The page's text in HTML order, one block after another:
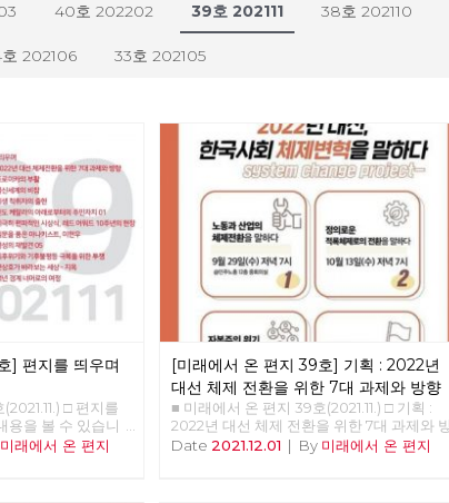
40호 202202 39호 202111 38호 202110
202106 33호 202105
] 편지를 띄우며
□ 편지를
용을 볼 수 있습니
: 2022년 대선 체
미래에서 온 편지
[미래에서 온 편지 39호] 기획 : 2022년
대선 체제 전환을 위한 7대 과제와 방향
■ 미래에서 온 편지 39호(2021.11.) □ 기획 : 2022년 대선 체제 전환을 위한 7대 과제와 방향 홍석만 참세상연구소 연구원 이제, 정권이 아닌 체제를 바꿀 때 지금 한국 사회는 총체적 위기에 처해 있다. 경제 위기와 생태 위기 이로 인한 우리 삶의 위기가 바로 그것이다. 한국 경제는 IMF 외환 위기, 2008년 글로벌 금융 위기 이어 코로나19 경제 위기를 겪고 있다. 과거 두 차례의 경제 위기 극복이 노동자·민중의 희생에 기초해 이뤄지고 있듯이, 최근 팬데믹으로 인한 경제 위기 역시 노동자·민중의 일방적 희생을 낳고 있다. 더 근본적인 문제는 한국 경제가 성장해도 우리의 삶은 나아지지 않는다는 점이다. ‘고용 없는 성장’이 지속하고 있으며, 새로 창출되는 고용은 ‘저임금·불안정 일자리’뿐이다. 경제 성장의 과실은 경제를 장악한 재벌과 자산 소유자에게만 집중되고 있다. 재벌의 사내 유보금은 천문학적으로 커지고 있지만, 가계 소득은 악화하고 있다. 자산 격차는 코로나19 팬데믹 이후 더욱 커지고 있다. 경제가 성장해도 자본과 자산 소유자의 부(富)만 늘어날 뿐, 경제 불평등과 빈곤은 나날이 심화하고 있다. 이는 자본주의에서 경제위기는 반복될 수밖에 없으며, ‘파이를 키워 나눈다’라는 자본주의 경제 논리는 파국을 맞았음을 말한다. ‘소수 재벌과 자산 불로소득자를 위한 경제’를 ‘모든 사회 구성원의 인간다운 삶을 보장하는 경제’로 체제를 바꾸지 않는 한 경제위기와 노동의 위기를 극복할 수 없다. 기후 위기·생태 위기 역시 심각하다. 생태 파괴의 결과로 코로나19 바이러스와 같은 인수공통감염병의 주기적 창궐이라는 위험 앞에 놓였고, 기후 재앙도 전 세계를 엄습하고 있다. 그런데 코로나19 펜데믹이 그렇듯, 기후 위기의 피해 역시 차별적으로 작동한다. 기후 위기의 주범은 소수의 역사적 탄소 다배출국과 화석 연료를 많이 사용한 대자본임에도 불구하고, 제3세계 국가와 노동자 민중은 기후 위기로 생존의 위기에 몰리고 있다. 부를 독점하여 경제적 불평등 체제를 낳은 주범이 기후 위기의 주범이기도 하다는 사실은 불평등 체제와 기후 위기가 동전의 양면이라는 점을 말하는 것이자, 기후 위기가 자본주의의 결과라는 것을 말한다. 자본주의는 더 많은 이윤을 위해 더 많이 생산하고 노동자를 더 많이 착취하며, 생태계의 자정 능력이 감당할 수 없을 정도로 자연을 수탈하는 체제다. 기업 주도의 녹색 산업 창출이나, 착한 소비자 운동으로는 기후 위기와 생태 파괴를 극복할 수 없다. 생명과 생태 파괴의 대재앙을 불러올 핵 발전도 기후 위기의 대안이 결단코 아니다. 기약 없는 탄소 배출 저감 기술 발전과 시장 규제를 통해 이루겠다는 탄소 중립은 독점 자본의 시장 이윤을 보장하기 위한 거짓과 기만의 방식일 뿐이다. 과잉 생산-과소비로 낭비되는 물자와 자원은 생산량의 30% 가깝고 이를 필요한 만큼, 계획한 만큼만 줄여도 탄소 배출량의 30% 이상을 줄일 수 있다. 무엇보다 경제 체제가 바뀌어야 한다. 자본주의 세계 경제는 지금 성장의 한계를 넘어 경제 성장률이 마이너스(-)가 되어 경제 규모가 축소되는 역상장을 코앞에 두고 있다. 미국과 유럽 등 선진국의 평균 경제 성장률은 이미 0%대에 접어들었고, 기후 위기 확대에 따른 경제 피해의 증가로 빠르면 2030년을 전후로 마이너스 성장(역성장) 국면에 들어간다. 한국 경제도 이제 성장률 1% 대에 들어갔고 2050년 탄소 순배출이 0에 도달하는 탄소 중립을 이루더라도 그즈음 역성장에 들어갈 전망이다. 탄소 감축에 실패해 현재의 탄소 배출량을 지속하면 2030년대 중반 무렵부터 역성장 한다. 위기는 경제 불평등의 심화와 생태 위기에 그치지 않는다. 코로나19로 ‘공적 역할’의 중요성이 커지고 있음에도 불구하고, 한국 사회는 여전히 의료-주택-교육-돌봄의 영역이 시장에 맡겨져 있어, 존엄한 삶을 누릴 권리를 보장받지 못하고 있다. 한반도 정전 체제와 미·중 패권 경쟁의 심화로 한반도 평화는 아직도 염원으로만 남아 있다. 여성, 성 소수자, 장애인, 이주민, 청소년 등 사회적 소수자들은 인간다운 삶을 누릴 권리를 얻지 못한 채, 차별과 배제를 넘어 ‘혐오’의 대상으로까지 되고 있다. 한국 사회를 지배하는‘가치관’의 위기도 심각합니다. 사다리 꼭대기에 오르기 위한 치열한 경쟁 논리와 이를 뒷받침하는 공정성이 유일한 정의인 양 외쳐지고 있다. 이윤의 성장을 뜻하는 자본주의 성장 경제는 현실적, 환경적, 물리적 한계를 맞고 있고 이윤이 아닌 사회적 가치를 생산하는 경제 체제로의 전환을 예고하고 있다. ‘더 많은 이윤-더 많은 생산-더 많은 소비’를 하며 ‘더 많은 노동-더 많은 자연 수탈’에 의해 지탱되는 자본주의를 ‘필요한 만큼 계획적으로 생산하고 소비’하며, ‘더 적은 노동으로 자연과 공존하는 생태 사회’로 전환해야 한다. 이제 뒤엎고 바꿔야 한다. 그것이 체제 전환이다. 우리의 삶이 자본의 돈벌이에 내맡겨지지 않고 사회와 국가가 책임지고 존엄한 삶을 보장하는 사회, 인간과 자연이 공존하는 생태 사회, 차별과 배제·혐오가 없는 평등한 연대 사회, 핵과 전쟁 위기 없는 평화로운 한반도를 만들어야 한다. 2022년은 대통령 선거와 지방 선거가 연이어 있는 해이다. 특히 2022년 대선은 문재인 정부에 대한 평가를 넘어 코로나19를 계기로 부각된 한국 사회 전환의 방향을 둘러싼 대격돌이 벌어지는 장이 될 것이다. 민주당, 국민의힘과 같은 보수 기득권 정당은 경제 위기-생태 위기-삶의 위기를 낳은 공범으로 이를 해결할 의지도, 능력도 없다. 한국 사회의 대전환을 말하지만, 현재 한국 사회를 좀 고쳐 쓰자는 소위 ‘진보 정치’로는 한국 사회의 총체적 위기를 근본적으로 해결할 수 없다. 오직 ‘자본주의 너머’를 현실로 만들고 이를 향해 투쟁할 때 ‘경제 위기, 생태 위기, 삶의 위기’를 극복할 수 있다. ‘정권이 아니라 체제’를 바꿔야 한다. 한국 사회 대전환의 주체는 자본도, 국가도 아닌 바로 우리 노동자·민중이 되어야 한다. 체제 전환의 대안 정치로서 민주적, 생태적 사회주의 정치 운동이 본격화되어야 한다. 1. 재벌 중심 경제 체제에서 만인을 위한 사회적 경제 체제로 전환 1997년 외환위기 이후 한국 경제의 신자유주의 재편이 완료·강화되면서, 재벌과 초국적 자본의 한국 경제 대한 지배력이 강화되었다. 삼성, 현대차, SK, LG, 롯데 등 5대 그룹의 자산은 GDP의 60%에 달할 정도로 소수 재벌에 의한 경제 지배력이 커졌다. 정부 특혜 아래 재벌은 핵심 산업, 제 2금융권, 부동산 투기로 부를 축적하는 한편, 재벌은 반노동 체제, 하청 업체 불공정 거래, 중소 영세 자영업자 생존권 침탈로 막대한 이윤을 축적하고 있다. 그 결과 2020년도 30대 재벌 사내 유보금은 1,045조 원이 넘는다. 특히, 플랫폼 독과점 기업이 재벌화하여 시장 지배를 확대·강화하고 있다. 소비자들에게 편익을, 노동자에게는 유연한 근무를 제공한다고 주장하는 플랫폼 독점 자본은 비용의 일부를 소비자에게 전가하고, 노동자들의 자유와 자기 결정권을 심각하게 훼손하면서 이익을 착취해 가는 자본일 뿐이다. 플랫폼 자본의 과도한 이익은 물가를 높이고, 실질 임금을 낮추어 중소 생산자와 노동자, 대다수의 민중들의 삶을 피폐하게 만든다. 한국 경제 구조는 재벌·독점 기업을 중심으로 하청 계열화 되어 있다. 재화와 서비스를 생산하는 생산 영역에서 재벌과 플랫폼 독점 기업 그리고 이들이 지배하는 기간 산업의 경제적 위상은 막대하다. 따라서 생산 영역을 근본적으로 전환하는 관건은 재벌과 독점 기업의 지배 구조(총수 일가의 황제 경영 구조)를 개혁하는 재벌 개혁 수준을 넘어 재벌의 소유-지배 구조를 근본적으로 개조하는 것이다. 곧 재벌·기간 산업과 플랫폼 독점 기업을 사회화하여 국유 기업 또는 공기업으로 바꾸고, 기업에 대한 노동자·사회적 통제를 결합시켜, 기업 경영의 성과를 노동자를 비롯한 전 사회 구성원이 골고루 누리는 기업으로 재편해야 한다. 또한 재벌이 쌓아 놓은 막대한 독점 이윤을 환수하여 사회적으로 필요한 영역에 투자하거나. 최저임금 인상 등의 노동자 삶의 질 개선, 노동자 민중의 인간다운 삶을 위한 복지 재원으로 쓸 수 있다. 한편, 우리 사회는 2020년 기준으로 상위 1% 가구가 전체 가구 보유 토지의 32.2%를 갖고 있다. 상위 10%(141만 세대)로 확대하면 보유 비중이 77.5%에 달한다. 나머지 90%, 약 1300만 가구가 고작 22.5%의 토지를 보유하고 있다. 법인의 토지 소유 불평등은 더 심각한데, 2020년 기준 상위 1% 법인 2,361곳이 전체 법인 보유 토지의 76.1%를 보유하고 있다. 한국의 땅값은 2018년 말 기준 1경 1,500조 원이며, 이중 민간 보유 땅값은 9,500조 원으로, 1979년 말 325조 원에서 40년 동안 9,164조 원, 문재인 정부 2년 동안에만 2,054조 원 상승했다. 문재인 정부 상위 1%에 속하는 사람 1명당 부동산 불로소득은 연간 25억 원으로 상위 1% 근로 소득(2017년 기준 2.6억)의 9배, 근로 소득 평균(2017년 3,500만원)의 70배에 달한다. 토지와 주택은 재산 형성의 수단이 될 수 없는 모두의 소유물이다. 토지 국유화 정책을 통해 토지에서 발생하는 불로 소득을 막고 주택 등 택지 개발의 이익이 공공의 이익이 되도록 전환해야 한다. 토지뿐만 아니라 금융 불평등도 매우 심각한 수준으로 확대하고 있다. 2019년 기준 전체 배당 소득(22.7조) 중에서 상위 0.1%가 47.1%(10.4조)로 거의 절반을 가져갔다. 상위 10%로 확대하면 93.1%에 해당하는 20.5조를 챙겼다. 이자 소득(총 18조 원)도 마찬가지인데, 상위 1%가 45.5%(8.2조)을 챙겼고, 상위 10%가 전체의 91.0%(16.3조)를 가져갔다. 이처럼 금융 소득 양극화 심화는 물론이고, 상위 계층의 근로 소득 대비 불로 소득 쏠림 현상도 야기한다. 하위 10%가 2019년 얻은 배당 소득과 이자 소득은 각각 1.5억, 1.47억에 그쳤다.(한 명이 1.5억을 가졌다는 것이 아니라 소득 하위 10%인 인구 500만 명의 총 이자 소득이다) 1) 재벌·기간산업·플랫폼 독점 기업의 사회화로 2) 무질서하고 반환경적인 시장 경제에서 생태적·민주적 경제로 3) 재벌과 자산가를 위한 금융/통화에서 노동자·민중을 위한 금융/통화로 4) 토지 사유화에서 토지 국유화로 2. 안전한 일터, 완전 고용을 위한 노동 체제로 전환 저임금-불안정 노동의 확대는 한국 사회 불평등 구조를 악화시키는 주범이다. 우리나라의 상대적 빈곤율은 OECD 회원국 중 네 번째로 높다. OECD에 따르면 2018년부터 2019년 기준 한국의 상대적 빈곤율은 16.7%이다. 상대적 빈곤율은 전체 인구 중 기준 중위 소득의 50%에 미치지 못하는 인구의 비율로 국민 6명 중 한 명으로, 총인구 5천만 명 기준으로 835만여 명이 상대 빈곤에 놓여 있다. 이러한 높은 빈곤율의 원인은 기본적으로 저임금과 비정규직-불안정 일자리의 만연, 단시간 노동의 확대, 소규모 사업장과 비정규 노동자의 ‘노조 할 권리’ 제약, 성별 분업에 기초한 여성 노동의 가치 축소 등이 상대 빈곤과 저임금 구조를 유지·강화시키는 원인이다. 따라서 저임금-불안정 노동을 깨기 위해, 비정규 악법 철폐, 정리해고제 철폐, 원청의 사용자성 인정, 비정규직 우선 해고 금지, 생활 임금을 이뤄야 한다. 더불어 저임금 구조를 유지시키는 성별 분업에 기초한 성차별적 임금-고용을 성평등적 임금-고용으로 바꿔낸다. 또한, 모든 노동자의 ‘노동 3권을 실현’과 함께 ‘노동할 권리’와 ‘정당한 노동의 가치를 인정받을 권리’로 확장한다. 이는 배제와 예외 없는 노동 기본권인 것이다. ‘근로기준법 예외 규정 폐지 및 전면 적용 운동’으로 플랫폼 노동을 포함한 특수 고용 노동자, 작은 사업장 노동자들의 노동 기본권 확대를 이뤄낸다. OECD의 2020년 통계에 의하면, 한국 사회 전체 취업자의 평균 노동 시간은 1,908시간으로 가장 적은 독일의 1,332시간보다 43%이상 길고, 심지어 노동 시간이 길다는 일본의 1,598시간보다도 300시간 이상 길다. 한국의 노동자들이 일본의 노동자들보다 1년에 한 달 반 정도를 더 일한다. 게다가 산재 사망률도 세계 최고 수준이다. 위험의 외주화로 인한 비정규 노동자들의 죽음, 과로사로 인한 노동자의 죽음의 행렬이 이어지고 있다. 무엇보다 장시간 노동은 건강의 악화, 작업 중의 사고 위험 증가, 여가의 부족 등을 야기하기에, 이를 방지하기 위하여 주 당 노동 시간을 30시간으로 정하며 연간 총 노동 시간도 우선 1,500시간 대로 낮춰야 한다. 노동 시간의 제한은 사회적으로 일자리를 나누는 효과도 거둘 것으로 기대된다. 동시에, 이러한 노동 시간의 단축은 연장 근로 제한의 적용이 없는 근로 시간 특례 업종 제도의 폐지와 함께 이루어져 실질적으로 모든 노동자가 그 혜택을 볼 수 있어야 한다. 한편, 현재 자본주의의 구조 위기와 생태 위기 속에서 성장률은 축소 또는 역성장 국면으로 접어들고 있고 그 속에 디지털·산업전환이 이어져 민간의 고용률은 나날이 떨어지고 실업 인구는 날이 갈수록 커지고 있다. 이는 경기 순환 국면에 일시적 직업을 제공해 실업을 해결할 수 없음을 말한다. 따라서 ‘고용 보장’이라는 기본적 요구의 실현은, 그 요구를 체제 변혁 전망과 적극적으로 결합하는 방법 뿐이다. 실업과 불안정 노동층 양산을 통해 축적 위기를 극복하려는 자본에 맞서 ‘생활 임금이 보장된 사회·국가 책임 기본 일자리’를 실현해야 한다. 1) 개인별 이중 노동 시장에서 완전 고용 보장 체제로 2) 저임금-장시간-불안정 노동에서 인간다운 삶을 위한 노동으로 3) 이윤 우선인 노동에서 생명과 안전 우선인 노동으로 3. 모두가 잘 사는 사회·국가 책임 복지 사회로 전환 신자유주의 이후 한국의 복지는 ‘개인’의 책임으로, 그것도 ‘높은 부채’로 지탱되고 있다. 가처분 소득 대비 가계 부채 비율은 2020년 200.7%로 가처분 소득의 두 배를 부채로 끌어다 쓰고 있다. 특히 부채의 절반 정도가 주택 마련이나 전·월세 보증금으로 충당되고 있어, 노동자·민중은 부채에 저당잡힌 삶으로 내몰리고 있다. 취약한 복지는 주택 소유를 노후 복지 대책의 주요 수단으로 만들었다. 특히 외환위기 이후 고용 불안정의 증가, 공적 복지의 미비는 중산층의 부동산 의존성을 더욱 심화시켰는데, 이는 부동산 시장의 붕괴가 곧 노후 복지의 붕괴로 이어짐을 의미한다. 노동할 능력이 있든 없든 모든 사람은 사람다운 삶을 영위할 수 있는 권리를 누려야 한다. 바로 복지는 인간의 ‘기본권’이다. 복지는 개인보다는 가족이, 가족보다는 지역 사회와 국가 차원에서 진행하는 것이 훨씬 비용도 적게 들고, 효과를 극대화할 수 있다. 그러나 자본의 이윤 논리가 최고의 가치인 한국 사회에서 복지는 개인이 책임져야 할 것으로, 불안정 노동을 강요하는 수단으로, 자본의 이윤 수단으로 전락하고 있다. 이에 현 복지 체계를 사회(국가)가 책임지는 방향으로 확 바꿔야 한다. 따라서 복지 문제의 해결을 위해서는 주택 의존적인 복지 해결에서 벗어나 무엇보다 주택 문제와 주거 불안정을 해소하고 교육, 의료 및 필수 공공 사회 서비스의 시장화, 민영화에서 벗어나 공공성을 강화·확장하는 것이 중요하다. 즉, 모두가 행복하고 잘 살 수 있도록 사회와 국가가 복지를 책임지는 복지 사회로의 전환이 필수적이다. 1) 주택을 사는(buy) 것에서 사는(live) 곳으로 2) 입시를 위한 경쟁 교육에서 필요에 따른 평등 교육으로 3) 돈 있어야 받는 의료에서 필요하면 받는 의료로 4) 사회 보장 수준의 획기적 향상, 가사·돌봄·임신·출산·보육·요양 등 필수 사회 서비스 보장 5) 교통·운송·통신·전기 등 공공 서비스의 시장화에서 공영화로 6) 문화·예술의 노동 가치와 공공성 확대 4. 차별과 폭력 없는 평등·연대 사회로 전환 우리 사회에서는 성별, 성정체성, 신체 조건, 외모, 나이, 국적, 인종, 가족 형태, 종교, 사상, 전과, 학력, 재산, 계급 등에서 자신과 다른 존재에 대한 차별과 폭력, 혐오가 만연해 있다. 특히 국민 대다수가 노동자이자 여성이며 다양한 영역에서 소수자 임에도 불구하고 사회는 노동권과 성평등 그리고 차별 금지에 대한 교육과 처벌의 책임을 방기해 왔고 차별과 폭력을 암묵적으로 용인해 왔다. 특히 여성은 자본주의와 가부장제가 상호 결합된 구조 아래 억압-차별을 받고 있다. 성별 분업 구조는 여성의 ‘노동’을 부차화된 노동으로 전락시켜 차별을 정당화하고, 임금 노동과 가사 노동의 이중고를 유지시키며, 여러 형태로 여성의 차별을 재생산하고 있다. 여성가족부의 ‘2020년 성별 임금 격차’ 조사 결과를 보면, 남성 1인당 평균 임금은 7,980만원, 여성은 5,110만원으로 임금 격차가 35.9%에 이르렀는데, 한국의 남녀 임금 격차는 OECD 국가 중 가장 크다. 여성 비정규직 노동자 비율은 45%로, 남성 29.4%보다 15.6%포인트 더 많으며, 여성 저임금 노동자 비율은 24.1%로, 남성 12.0%보다 2배 많았다. 영국 시사 주간지 <이코노미스트>가 지난 3월 발표한 ‘유리천장 지수’ 조사 결과를 보면, 한국의 남녀 임금 격차는 32.5%로 OECD 임금 격차 평균(12.8%)의 2.5배나 됐다. 한편, 여성은 낙태권은 물론이고 임신·출산 등의 재생산의 권리도 박탈당했다. 인구 급증이 문제될 때는 강제 낙태와 피임으로 여성의 몸을 통제했고, 저출산의 시기가 도래하자 ‘낙태 단속’으로 또 여성의 몸을 통제했다. 이성애 중심 가족을 강요하고, 혼인 밖 여성들의 임신·출산의 권리를 박탈하고 있다. 이렇듯 여성은 몸과 노동 모두를 국가(사회)에 의해 통제 당하고 있다. 여기에 여성에게만 강요되는 이중적 성규범은 성폭력 피해자인 여성에게만 책임을 묻고, 가해자들에게 면죄부를 부여했다. 여성에게만 강요되는 감정 노동, 일상화되어 있는 성희롱과 추행 등은 여성들의 계속된 저항에도 쉽게 사라지지 않고 있다. 이로 인해 여성들은 성적 폭력으로 인한 고통에서 헤어나지 못하고 있으며, 디지털 성범죄와 같이 더 잔인하고 교묘하게 여성에 대한 폭력은 확대되고 있다. 또한, 한국 사회에는 성별, 성적 지향 및 성정체성의 차이, 장애 유무, 연령, 인종과 국적 등의 차이가 차별과 억압·배제로 나타나고 있다. 심지어 ‘혐오’의 대상이 되기도 하는데 특히 성소수자가 그렇다. 자본주의는 자본 축적에 필요한 노동력을 공급받기 위해 이성애 가족 만을 정상적 가족으로 인정하면서, 성소수자를 비정상으로 낙인 찍어 왔다. 그 결과 자본주의 시대 들어 그 전 시대보다 성소수자에 대한 혐오와 차별이 심화되었다. 장애인 역시 자본을 위한 이윤 생산에 기여하지 못한다는 이유로 고용 차별과 고용 배제, 그리고 사회와 격리된 삶을 강요당하고 있다. 청소년은 미성년이라는 이유로 제 권리를 제대로 누리지 못하고 있다. 이주민의 비인간적 삶 역시 자본 논리에 기인한다. 정부는 자본을 위해 경제 상황에 따라 저임금-무권리의 이주 노동자를 활용하기도 하고 단속-추방하기도 하면서 일회용품처럼 취급하고 있다. 결혼 이주 여성은 농촌 남성의 결혼 문제를 해결하기 위한 도구 취급을 받고 있으며, 정치적·경제적 고난을 피해 한국 땅으로 온 난민들은 한국 정부의 비인권적 난민 정책으로 난민으로 인정받지 못하고 있다. 우리 사회는 기본권을 누릴 주체를 ‘사람’이 아닌 ‘국민’으로 한정하고 있는 것이다. 역대 정부와 정치권은 ‘포괄적 차별 금지법’조차 제정하지 않음으로써 차별과 배제, 혐오를 차단할 제도적 장치 마련을 위한 노력도 전혀 하지 않고 있다. 1) 가부장적, 성차별적 폭력 사회에서 여성 차별과 폭력 없는 성평등 사회로 2) 성차별적 노동 조건에서 여성 노동권 보장과 임금 차별 철폐로 3) 성소수자·장애인·청소년·이주민에 대한 차별과 배제 없는 평등 사회로 5. 자연과 인간이 공존하는 기후 정의·생태 사회로 전환 현재 지구는 인류와 생물의 생존을 위협하는 생태 위기에 처해 있다. 그런데 이 생태 위기는 자본주의 경제 시스템과 밀접히 연관되어 있다. 첫째, 자본주의는 이윤을 위해 더 많은 ‘생산’을 필요로 하며, 그래야만 유지되는 체제이기 때문이다. 둘째, 이윤을 낳을 수 있는 한 자본주의는 석탄과 석유 같은 화석 연료 사용을 중단하지 못한다. 셋째, 자본주의적 생산의 목적은 환경의 보존과 인류 삶의 향상이 아
Date 2021.12.01 | By 미래에서 온 편지